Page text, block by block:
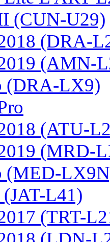
(CUN-U29)
(DRA-
(AMN-
(DRA-LX9)
(ATU-
(MRD-
(MED-
L41)
(TRT-